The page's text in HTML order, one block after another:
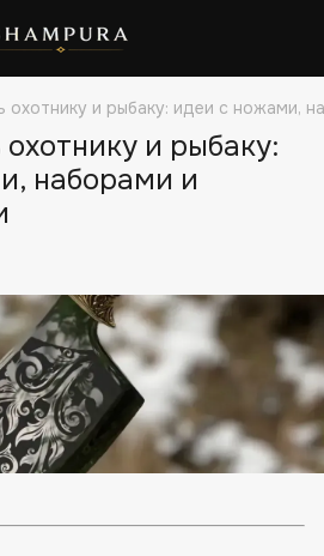
охотнику и рыбаку: идеи с ножами,
и рыбаку:
наборами и